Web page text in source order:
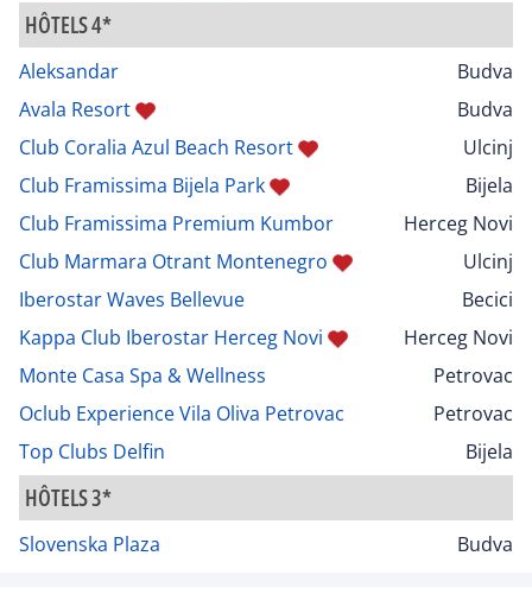
HÔTELS 4*
Aleksandar
Budva
Avala Resort
Budva
Club Coralia Azul Beach Resort
Ulcinj
Club Framissima Bijela Park
Bijela
Club Framissima Premium Kumbor
Herceg Novi
Club Marmara Otrant Montenegro
Ulcinj
Iberostar Waves Bellevue
Becici
Kappa Club Iberostar Herceg Novi
Herceg Novi
Monte Casa Spa & Wellness
Petrovac
Oclub Experience Vila Oliva Petrovac
Petrovac
Top Clubs Delfin
Bijela
HÔTELS 3*
Slovenska Plaza Budva